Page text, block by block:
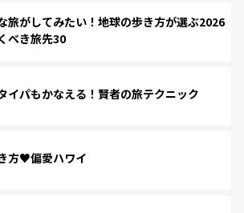
旅がしてみたい！地球の歩き方が選ぶ2026
べき旅先30
イパもかなえる！賢者の旅テクニック
方♥偏愛ハワイ